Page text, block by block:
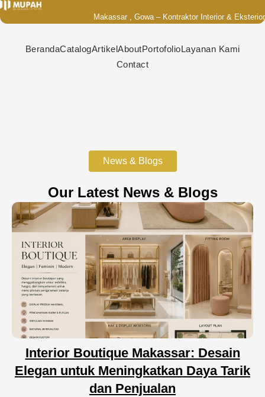
Lewati
ke
konten
Makassar , Gowa – Kontraktor Interior & Eksterior
BerandaCatalogArtikelAboutPortofolioLayanan Kami
Contact
News & Blogs
Our Latest News & Blogs
Interior Boutique Makassar: Desain
Elegan untuk Meningkatkan Daya Tarik
dan Penjualan